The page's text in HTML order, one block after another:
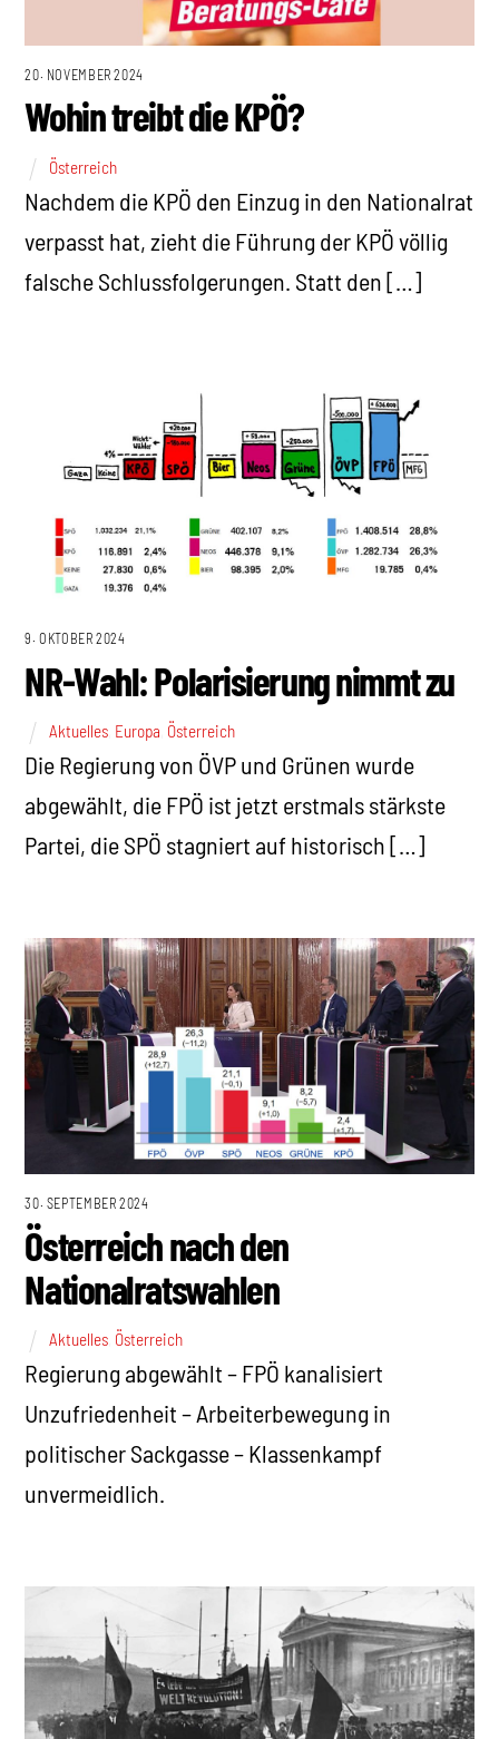
20. NOVEMBER 2024
Wohin treibt die KPÖ?
Österreich
Nachdem die KPÖ den Einzug in den Nationalrat
verpasst hat, zieht die Führung der KPÖ völlig
falsche Schlussfolgerungen. Statt den […]
9. OKTOBER 2024
NR-Wahl: Polarisierung nimmt zu
Aktuelles Europa Österreich
Die Regierung von ÖVP und Grünen wurde
abgewählt, die FPÖ ist jetzt erstmals stärkste
Partei, die SPÖ stagniert auf historisch […]
30. SEPTEMBER 2024
Österreich nach den
Nationalratswahlen
Aktuelles Österreich
Regierung abgewählt – FPÖ kanalisiert
Unzufriedenheit – Arbeiterbewegung in
politischer Sackgasse – Klassenkampf
unvermeidlich.